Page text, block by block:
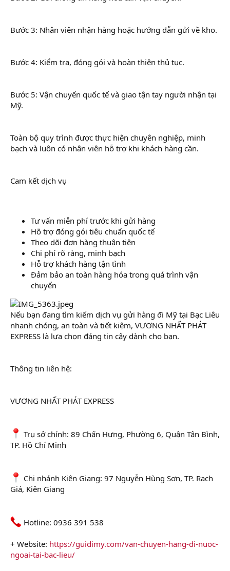
Bước 3: Nhân viên nhận hàng hoặc hướng dẫn gửi về kho.
Bước 4: Kiểm tra, đóng gói và hoàn thiện thủ tục.
Bước 5: Vận chuyển quốc tế và giao tận tay người nhận tại
Mỹ.
Toàn bộ quy trình được thực hiện chuyên nghiệp, minh
bạch và luôn có nhân viên hỗ trợ khi khách hàng cần.
Cam kết dịch vụ
Tư vấn miễn phí trước khi gửi hàng
Hỗ trợ đóng gói tiêu chuẩn quốc tế
Theo dõi đơn hàng thuận tiện
Chi phí rõ ràng, minh bạch
Hỗ trợ khách hàng tận tình
Đảm bảo an toàn hàng hóa trong quá trình vận
chuyển
Nếu bạn đang tìm kiếm dịch vụ gửi hàng đi Mỹ tại Bạc Liêu
nhanh chóng, an toàn và tiết kiệm, VƯƠNG NHẤT PHÁT
EXPRESS là lựa chọn đáng tin cậy dành cho bạn.
Thông tin liên hệ:
VƯƠNG NHẤT PHÁT EXPRESS
Trụ sở chính: 89 Chấn Hưng, Phường 6, Quận Tân Bình,
TP. Hồ Chí Minh
Chi nhánh Kiên Giang: 97 Nguyễn Hùng Sơn, TP. Rạch
Giá, Kiên Giang
Hotline: 0936 391 538
+ Website: https://guidimy.com/van-chuyen-hang-di-nuoc-
ngoai-tai-bac-lieu/